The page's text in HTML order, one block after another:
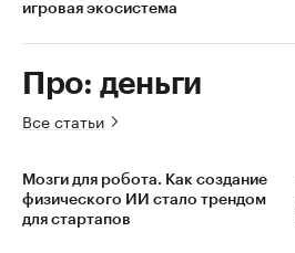
игровая экосистема
Про: деньги
Все статьи
Мозги для робота. Как создание
физического ИИ стало трендом
для стартапов